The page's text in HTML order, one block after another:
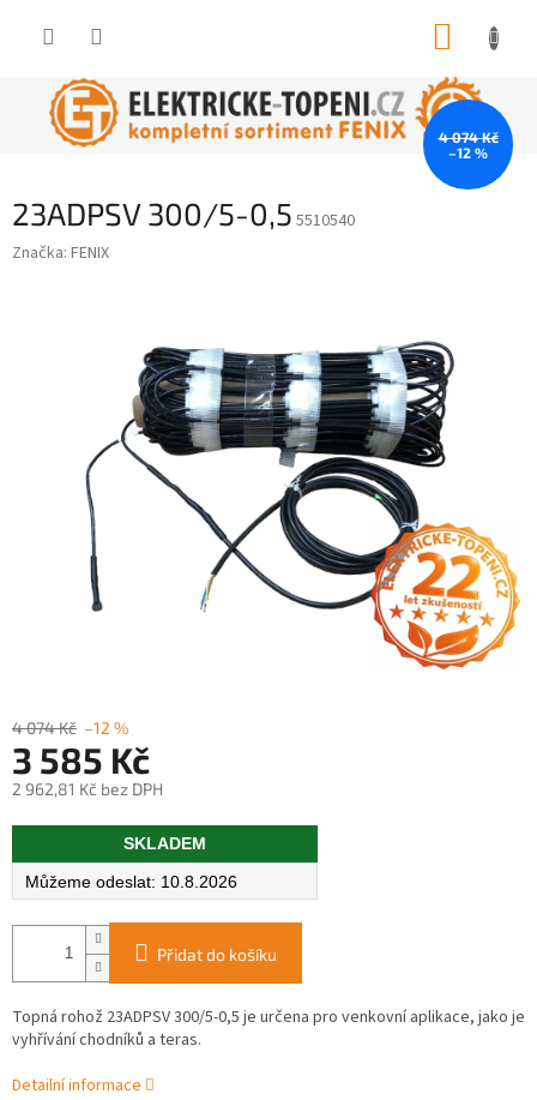
23ADPSV 300/5-0,5 5510540
Značka: FENIX
4 074 Kč
–12 %
4 074 Kč –12 %
3 585 Kč
2 962,81 Kč bez DPH
Měrná
SKLADEM
10.8.2026
Přidat do košíku
Topná rohož 23ADPSV 300/5-0,5 je určena pro venkovní aplikace, jako je
vyhřívání chodníků a teras.
Detailní informace